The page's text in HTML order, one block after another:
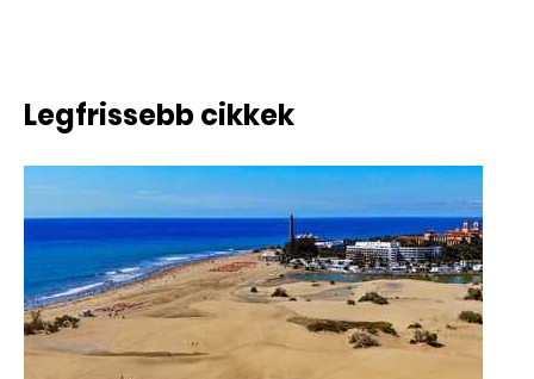
Legfrissebb cikkek